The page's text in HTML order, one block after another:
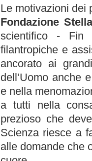
Le motivazioni dei
Fondazione
scientifico - Fin
filantropiche e
ancorato ai
dell’Uomo anche
e nella
a tutti nella
prezioso che
Scienza riesce a
alle domande che